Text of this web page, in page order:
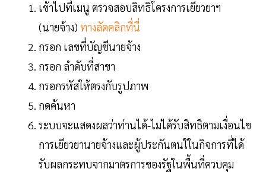
เข้าไปที่เมนู ตรวจสอบสิทธิโครงการเยียวยาฯ
(นายจ้าง) ทางลัดคลิกที่นี่
กรอก เลขที่บัญชีนายจ้าง
กรอก ลำดับที่สาขา
กรอกรหัสให้ตรงกับรูปภาพ
กดค้นหา
ระบบจะแสดงผลว่าท่านได้-ไม่ได้รับสิทธิตามเงื่อนไข
การเยียวยานายจ้างและผู้ประกันตนใในกิจการที่ได้
รับผลกระทบจากมาตรการของรัฐในพื้นที่ควบคุม